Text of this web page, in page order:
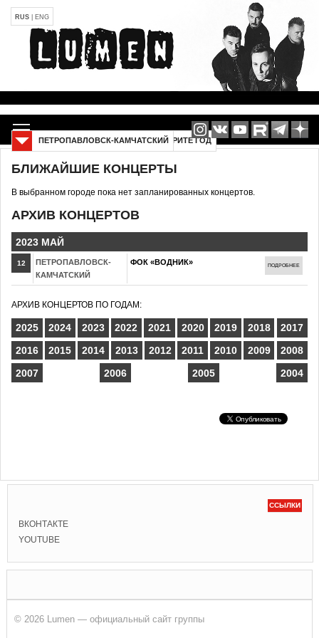
RUS ENG
БЛИЖАЙШИЕ КОНЦЕРТЫ
ВЫБЕРИТЕ ГОД
ПЕТРОПАВЛОВСК-КАМЧАТСКИЙ
В выбранном городе пока нет запланированных концертов.
АРХИВ КОНЦЕРТОВ
2023 МАЙ
12
ПЕТРОПАВЛОВСК-
КАМЧАТСКИЙ
ФОК «ВОДНИК» ПОДРОБНЕЕ
АРХИВ КОНЦЕРТОВ ПО ГОДАМ:
2025 2024 2023 2022 2021 2020 2019 2018
2017
2016
2015 2014 2013 2012 2011 2010 2009
2008
2007
2006 2005 2004
ССЫЛКИ
ВКОНТАКТЕ
YOUTUBE
© 2026 Lumen — официальный сайт группы